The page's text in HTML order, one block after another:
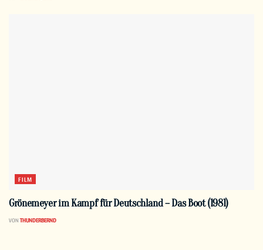
FILM
Grönemeyer im Kampf für Deutschland – Das Boot (1981)
VON THUNDERBERND